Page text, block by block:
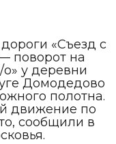
«Съезд с
поворот на
у деревни
Домодедово
полотна.
движение по
сообщили в